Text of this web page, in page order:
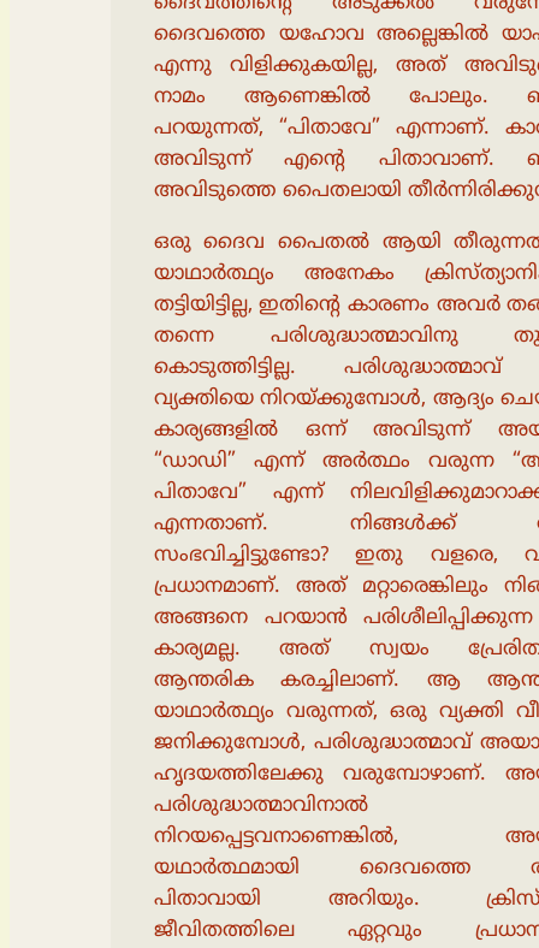
ദൈവത്തെ യഹോവ അല്ലെങ്കിൽ
എന്നു വിളിക്കുകയില്ല, അത്
നാമം ആണെങ്കിൽ പോലും.
പറയുന്നത്, “പിതാവേ” എന്നാണ്.
അവിടുന്ന് എൻ്റെ പിതാവാണ്.
അവിടുത്തെ പൈതലായി
ഒരു ദൈവ പൈതൽ ആയി
യാഥാർത്ഥ്യം അനേകം
തട്ടിയിട്ടില്ല, ഇതിൻ്റെ കാരണം അവർ
തന്നെ പരിശുദ്ധാത്മാവിനു
കൊടുത്തിട്ടില്ല.
വ്യക്തിയെ നിറയ്ക്കുമ്പോൾ, ആദ്യം
കാര്യങ്ങളിൽ ഒന്ന് അവിടുന്ന്
“ഡാഡി” എന്ന് അർത്ഥം വരുന്ന
പിതാവേ” എന്ന്
എന്നതാണ്. നിങ്ങൾക്ക്
സംഭവിച്ചിട്ടുണ്ടോ? ഇതു വളരെ,
പ്രധാനമാണ്. അത് മറ്റാരെങ്കിലും
അങ്ങനെ പറയാൻ
കാര്യമല്ല. അത് സ്വയം
ആന്തരിക കരച്ചിലാണ്. ആ
യാഥാർത്ഥ്യം വരുന്നത്, ഒരു വ്യക്തി
ജനിക്കുമ്പോൾ, പരിശുദ്ധാത്മാവ്
ഹൃദയത്തിലേക്കു വരുമ്പോഴാണ്.
പരിശുദ്ധാത്മാവിനാൽ
നിറയപ്പെട്ടവനാണെങ്കിൽ,
യഥാർത്ഥമായി ദൈവത്തെ
പിതാവായി അറിയും.
ജീവിതത്തിലെ ഏറ്റവും